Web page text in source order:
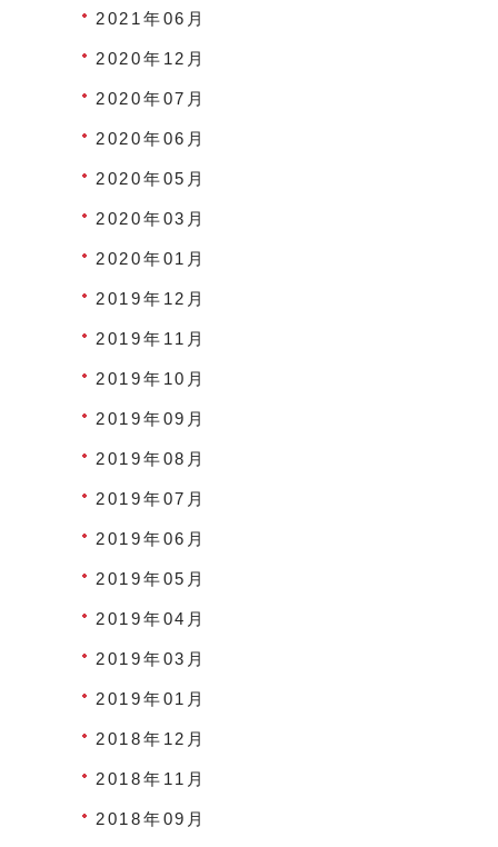
2021年06月
2020年12月
2020年07月
2020年06月
2020年05月
2020年03月
2020年01月
2019年12月
2019年11月
2019年10月
2019年09月
2019年08月
2019年07月
2019年06月
2019年05月
2019年04月
2019年03月
2019年01月
2018年12月
2018年11月
2018年09月